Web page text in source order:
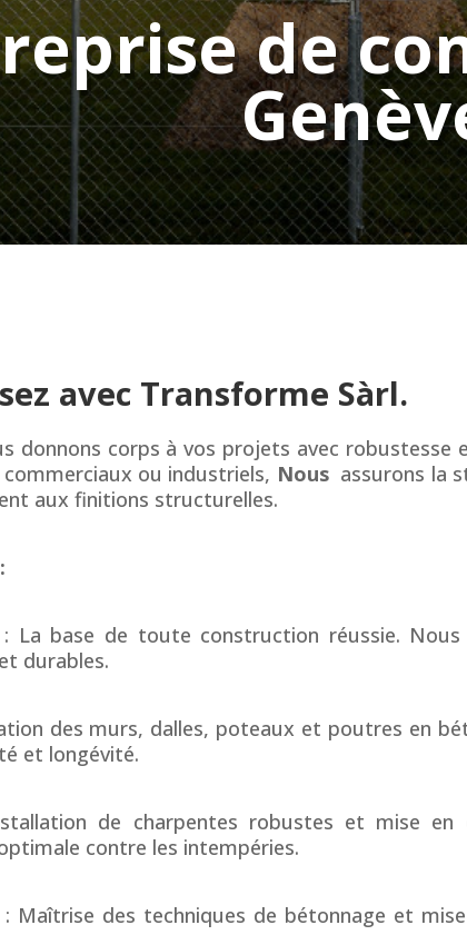
de
avec Transforme Sàrl.
donnons corps à vos projets avec robustesse
ou industriels, Nous assurons la
aux finitions structurelles.
La base de toute construction réussie.
durables.
des murs, dalles, poteaux et poutres en
et longévité.
de charpentes robustes et mise
contre les intempéries.
: Maîtrise des techniques de bétonnage et